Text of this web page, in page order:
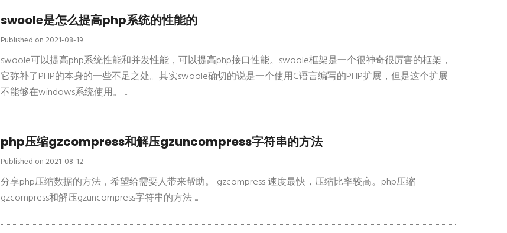
swoole是怎么提高php系统的性能的
Published on 2021-08-19
swoole可以提高php系统性能和并发性能，可以提高php接口性能。swoole框架是一个很神奇很厉害的框架，
它弥补了PHP的本身的一些不足之处。其实swoole确切的说是一个使用C语言编写的PHP扩展，但是这个扩展
不能够在windows系统使用。 ...
php压缩gzcompress和解压gzuncompress字符串的方法
Published on 2021-08-12
分享php压缩数据的方法，希望给需要人带来帮助。 gzcompress 速度最快，压缩比率较高。php压缩
gzcompress和解压gzuncompress字符串的方法 ...